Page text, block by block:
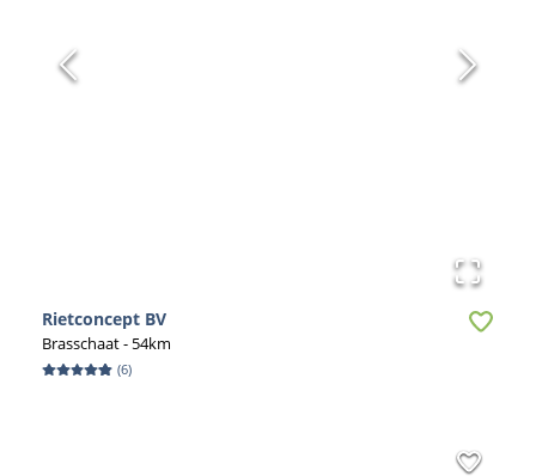
Rietconcept BV
Brasschaat- 54km
(6)